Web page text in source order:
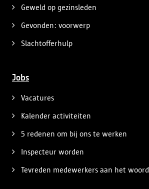
Geweld op gezinsleden
Gevonden: voorwerp
Slachtofferhulp
Jobs
Vacatures
Kalender activiteiten
5 redenen om bij ons te werken
Inspecteur worden
Tevreden medewerkers aan het woord